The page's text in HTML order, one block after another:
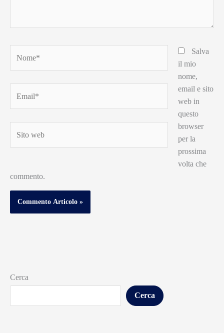
web
Salva
il mio
nome,
email e sito
web in
questo
browser
per la
prossima
volta che
commento.
Cerca
Cerca